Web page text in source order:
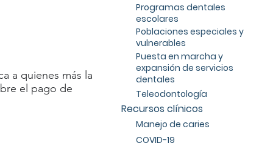
a quienes más la
el pago de
Programas dentales
escolares
Poblaciones especiales y
vulnerables
Puesta en marcha y
expansión de servicios
dentales
Teleodontología
Recursos clínicos
Manejo de caries
COVID-19